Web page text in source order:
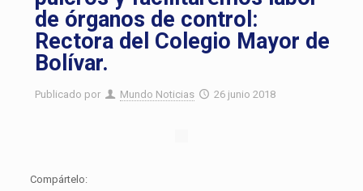
de órganos de control:
Rectora del Colegio Mayor de
Bolívar.
Publicado por Mundo Noticias 26 junio 2018
Compártelo: